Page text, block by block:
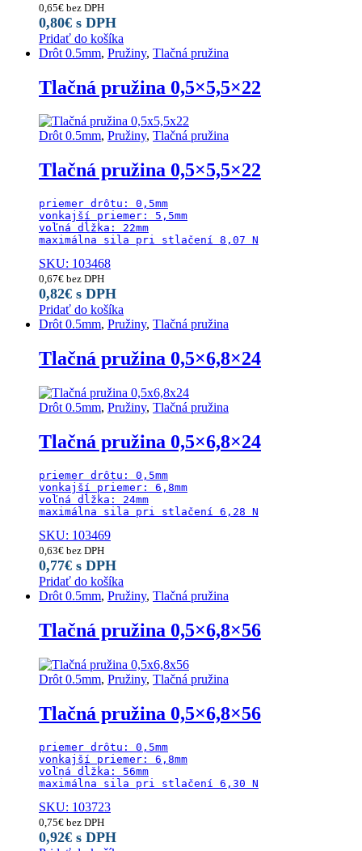
0,65€ bez DPH
0,80€ s DPH
Pridať do košíka
Drôt 0.5mm, Pružiny, Tlačná pružina
Tlačná pružina 0,5×5,5×22
Drôt 0.5mm, Pružiny, Tlačná pružina
Tlačná pružina 0,5×5,5×22
priemer drôtu: 0,5mm
vonkajší priemer: 5,5mm
voľná dĺžka: 22mm
maximálna sila pri stlačení 8,07 N
SKU: 103468
0,67€ bez DPH
0,82€ s DPH
Pridať do košíka
Drôt 0.5mm, Pružiny, Tlačná pružina
Tlačná pružina 0,5×6,8×24
Drôt 0.5mm, Pružiny, Tlačná pružina
Tlačná pružina 0,5×6,8×24
priemer drôtu: 0,5mm
vonkajší priemer: 6,8mm
voľná dĺžka: 24mm
maximálna sila pri stlačení 6,28 N
SKU: 103469
0,63€ bez DPH
0,77€ s DPH
Pridať do košíka
Drôt 0.5mm, Pružiny, Tlačná pružina
Tlačná pružina 0,5×6,8×56
Drôt 0.5mm, Pružiny, Tlačná pružina
Tlačná pružina 0,5×6,8×56
priemer drôtu: 0,5mm
vonkajší priemer: 6,8mm
voľná dĺžka: 56mm
maximálna sila pri stlačení 6,30 N
SKU: 103723
0,75€ bez DPH
0,92€ s DPH